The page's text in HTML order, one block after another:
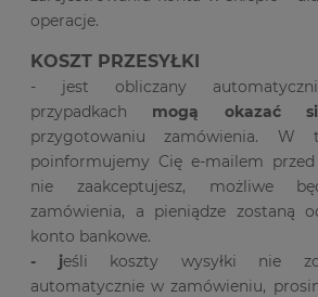
operacje.
KOSZT PRZESYŁKI
- jest obliczany
przypadkach mogą okazać
przygotowaniu zamówienia. W
poinformujemy Cię e-mailem przed
nie zaakceptujesz, możliwe
zamówienia, a pieniądze zostaną
konto bankowe.
- jeśli koszty wysyłki nie
automatycznie w zamówieniu,